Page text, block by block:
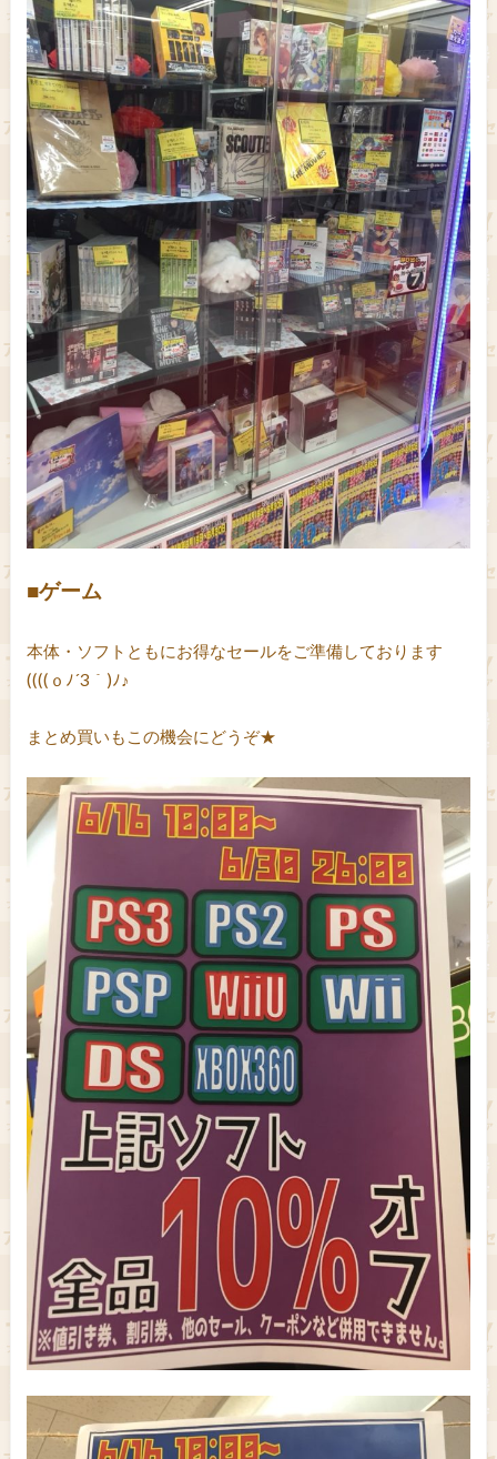
■ゲーム
本体・ソフトともにお得なセールをご準備しております
((((ｏﾉ´3｀)ﾉ♪
まとめ買いもこの機会にどうぞ★